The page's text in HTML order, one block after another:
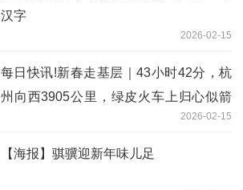
汉字
2026-02-15
每日快讯!新春走基层｜43小时42分，杭
州向西3905公里，绿皮火车上归心似箭
2026-02-15
【海报】骐骥迎新年味儿足